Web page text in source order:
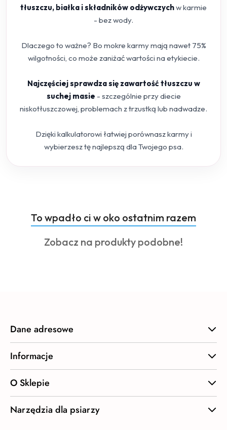
tłuszczu, białka i składników odżywczychw karmie
- bez wody.
Dlaczego to ważne? Bo mokre karmy mają nawet 75%
wilgotności, co może zaniżać wartości na etykiecie.
Najczęściej sprawdza się zawartość tłuszczu w
suchej masie - szczególnie przy diecie
niskotłuszczowej, problemach z trzustką lub nadwadze.
Dzięki kalkulatorowi łatwiej porównasz karmy i
wybierzesz tę najlepszą dla Twojego psa.
Pomiń karuzelę produktów
Produkty
o
statusie:
To wpadło ci w oko ostatnim razem
Produkty
Zobacz na produkty podobne!
Dane adresowe
Informacje
O Sklepie
Narzędzia dla psiarzy